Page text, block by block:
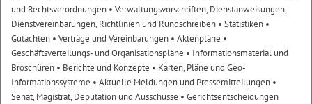
und Rechtsverordnungen • Verwaltungsvorschriften, Dienstanweisungen,
Dienstvereinbarungen, Richtlinien und Rundschreiben • Statistiken •
Gutachten • Verträge und Vereinbarungen • Aktenpläne •
Geschäftsverteilungs- und Organisationspläne • Informationsmaterial und
Broschüren • Berichte und Konzepte • Karten, Pläne und Geo-
Informationssysteme • Aktuelle Meldungen und Pressemitteilungen •
Senat, Magistrat, Deputation und Ausschüsse • Gerichtsentscheidungen